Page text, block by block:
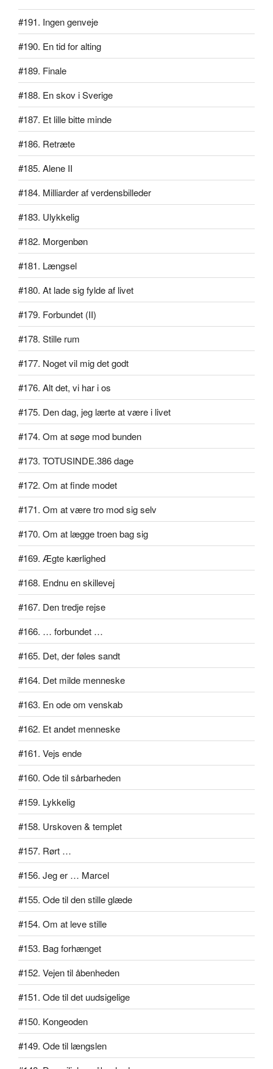
#191. Ingen genveje
#190. En tid for alting
#189. Finale
#188. En skov i Sverige
#187. Et lille bitte minde
#186. Retræte
#185. Alene II
#184. Milliarder af verdensbilleder
#183. Ulykkelig
#182. Morgenbøn
#181. Længsel
#180. At lade sig fylde af livet
#179. Forbundet (II)
#178. Stille rum
#177. Noget vil mig det godt
#176. Alt det, vi har i os
#175. Den dag, jeg lærte at være i livet
#174. Om at søge mod bunden
#173. TOTUSINDE.386 dage
#172. Om at finde modet
#171. Om at være tro mod sig selv
#170. Om at lægge troen bag sig
#169. Ægte kærlighed
#168. Endnu en skillevej
#167. Den tredje rejse
#166. … forbundet …
#165. Det, der føles sandt
#164. Det milde menneske
#163. En ode om venskab
#162. Et andet menneske
#161. Vejs ende
#160. Ode til sårbarheden
#159. Lykkelig
#158. Urskoven & templet
#157. Rørt …
#156. Jeg er … Marcel
#155. Ode til den stille glæde
#154. Om at leve stille
#153. Bag forhænget
#152. Vejen til åbenheden
#151. Ode til det uudsigelige
#150. Kongeoden
#149. Ode til længslen